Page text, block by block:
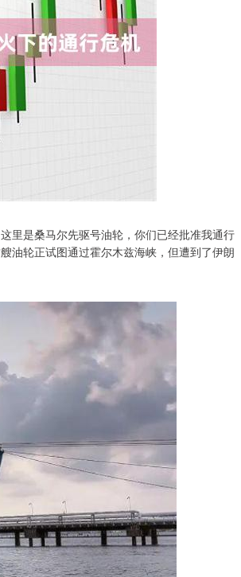
里是桑马尔先驱号油轮，你们已经批准我通行
油轮正试图通过霍尔木兹海峡，但遭到了伊朗